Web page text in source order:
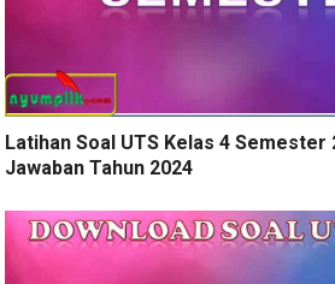
Latihan Soal UTS Kelas 4 Semester
Jawaban Tahun 2024